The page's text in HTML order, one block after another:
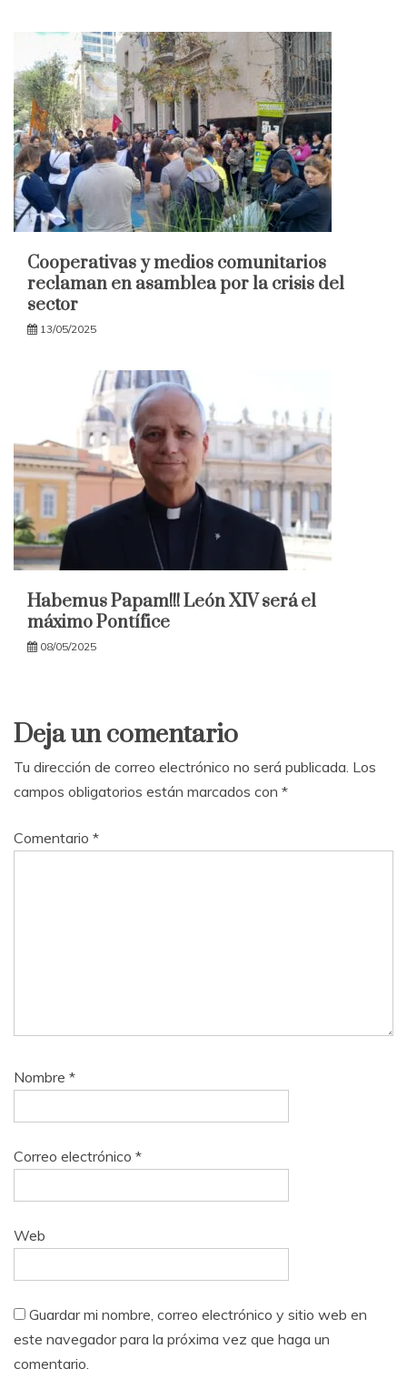
Cooperativas y medios comunitarios
reclaman en asamblea por la crisis del
sector
13/05/2025
Habemus Papam!!! León XIV será el
máximo Pontífice
08/05/2025
Deja un comentario
Tu dirección de correo electrónico no será publicada. Los
campos obligatorios están marcados con *
Comentario *
Nombre *
Correo electrónico *
Web
Guardar mi nombre, correo electrónico y sitio web en
este navegador para la próxima vez que haga un
comentario.